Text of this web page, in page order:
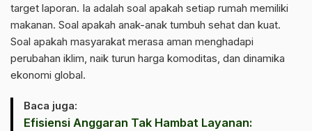
target laporan. Ia adalah soal apakah setiap rumah memiliki
makanan. Soal apakah anak-anak tumbuh sehat dan kuat.
Soal apakah masyarakat merasa aman menghadapi
perubahan iklim, naik turun harga komoditas, dan dinamika
ekonomi global.
Baca juga:
Efisiensi Anggaran Tak Hambat Layanan: